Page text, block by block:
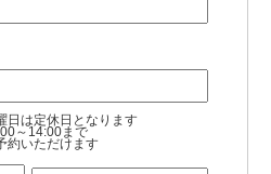
日は定休日となります
～14:00まで
約いただけます